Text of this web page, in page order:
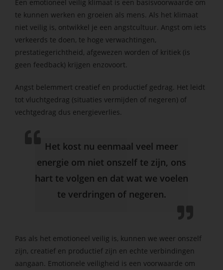
Een emotioneel veilig klimaat is een basisvoorwaarde om
te kunnen werken en groeien als mens. Als het klimaat
niet veilig is, ontwikkel je een angstcultuur. Angst om iets
verkeerds te doen, te hoge verwachtingen,
prestatiegerichtheid, afgewezen worden of kritiek (is
geen feedback) krijgen enzovoort.
Angst belemmert creatief en productief gedrag. Het leidt
tot vluchtgedrag (situaties vermijden of negeren) of
vechtgedrag dus energieverlies.
Het kost nu eenmaal veel meer
energie om niet onszelf te zijn, ons
hart te volgen en dat wat we voelen
te verdringen of negeren.
Pas als het emotioneel veilig is, kunnen we weer onszelf
zijn, creatief en productief zijn en echte verbindingen
aangaan. Emotionele veiligheid is een voorwaarde om